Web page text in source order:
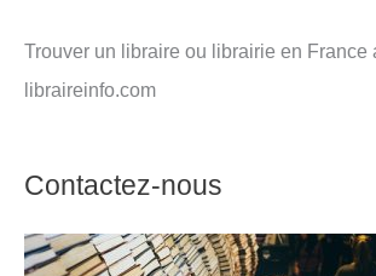
Trouver un libraire ou librairie en France
libraireinfo.com
Contactez-nous